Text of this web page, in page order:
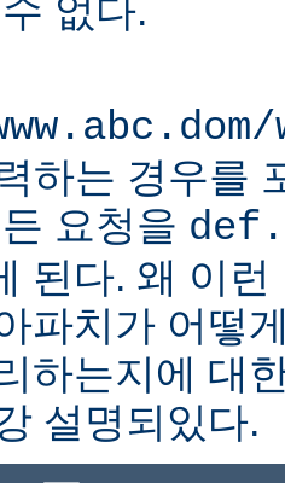
없다.
하는 경우를
요청을
된다. 왜 이
파치가 어떻
하는지에 대
설명되있다.